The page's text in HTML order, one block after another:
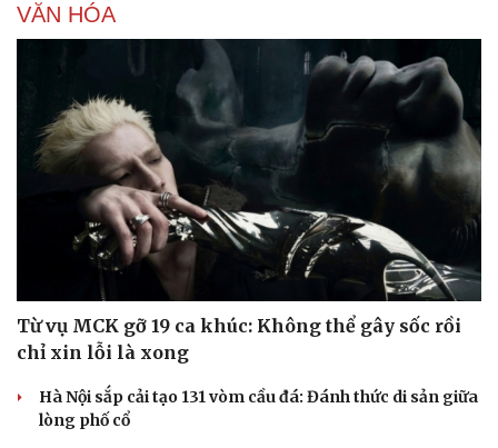
Podcast
Câu chuyện thời sự
Đọc truyện đêm khuya
Cửa sổ tình yêu
Kể chuyện cho bé
Hạt giống tâm hồn
VĂN HÓA
Từ vụ MCK gỡ 19 ca khúc: Không thể gây sốc rồi
chỉ xin lỗi là xong
Hà Nội sắp cải tạo 131 vòm cầu đá: Đánh thức di sản giữa
lòng phố cổ